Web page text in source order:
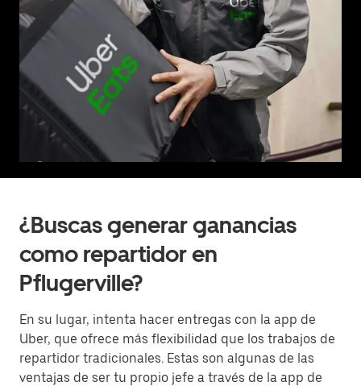
¿Buscas generar ganancias
como repartidor en
Pflugerville?
En su lugar, intenta hacer entregas con la app de
Uber, que ofrece más flexibilidad que los trabajos de
repartidor tradicionales. Estas son algunas de las
ventajas de ser tu propio jefe a través de la app de